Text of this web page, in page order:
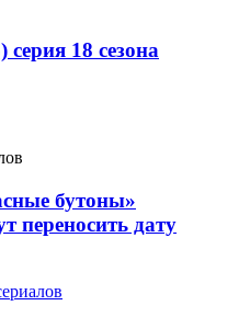
18 сезона
бутоны»
переносить дату